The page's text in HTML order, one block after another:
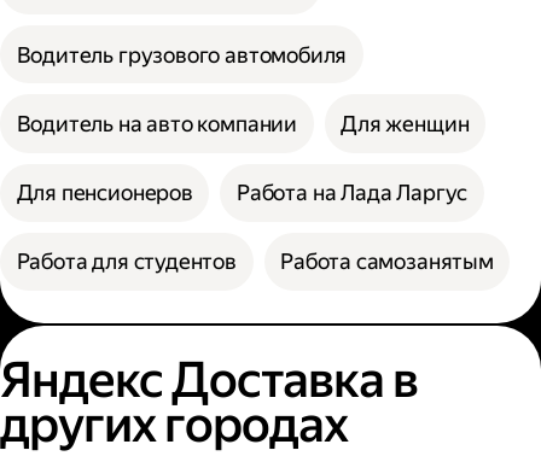
Водитель грузового автомобиля
Водитель на авто компании Для женщин
Для пенсионеров Работа на Лада Ларгус
Работа для студентов Работа самозанятым
Яндекс Доставка в
других городах